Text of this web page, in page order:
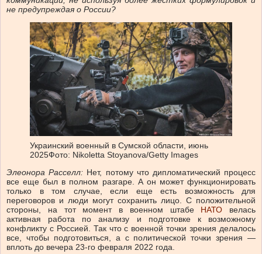
не предупреждая о России?
Украинский военный в Сумской области, июнь
2025Фото: Nikoletta Stoyanova/Getty Images
Элеонора Расселл: Нет, потому что дипломатический процесс
все еще был в полном разгаре. А он может функционировать
только в том случае, если еще есть возможность для
переговоров и люди могут сохранить лицо. С положительной
стороны, на тот момент в военном штабе НАТО велась
активная работа по анализу и подготовке к возможному
конфликту с Россией. Так что с военной точки зрения делалось
все, чтобы подготовиться, а с политической точки зрения —
вплоть до вечера 23-го февраля 2022 года.